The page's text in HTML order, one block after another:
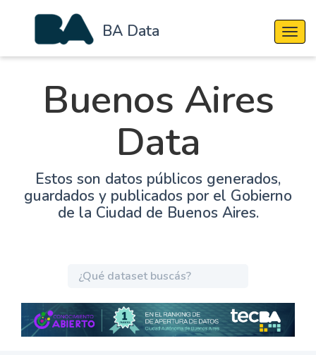
BA Data
Buenos Aires
Data
Estos son datos públicos generados,
guardados y publicados por el Gobierno
de la Ciudad de Buenos Aires.